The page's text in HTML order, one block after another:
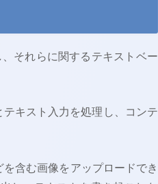
それらに関するテキストベー
キスト入力を処理し、コンテ
含む画像をアップロードでき